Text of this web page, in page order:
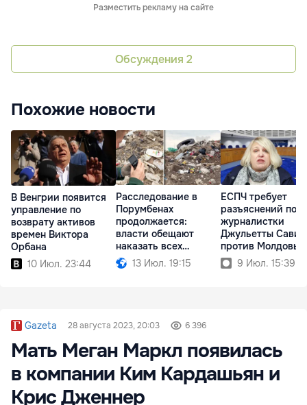
Разместить рекламу на сайте
Обсуждения 2
Похожие новости
В Венгрии появится
управление по
возврату активов
времен Виктора
Орбана
10 Июл. 23:44
Расследование в
Порумбенах
продолжается:
власти обещают
наказать всех
причастных
13 Июл. 19:15
ЕСПЧ требует
разъяснений по
журналистки
Джульетты
против Молдовы
9 Июл. 15:39
Gazeta 28 августа 2023, 20:03 6 396
Мать Меган Маркл появилась
в компании Ким Кардашьян и
Крис Дженнер